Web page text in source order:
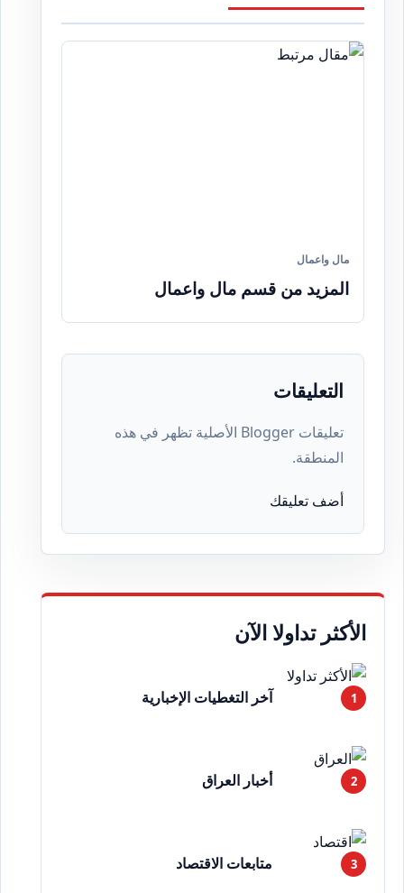
مال واعمال
المزيد من قسم مال واعمال
التعليقات
تعليقات Blogger الأصلية تظهر في هذه
المنطقة.
أضف تعليقك
الأكثر تداولا الآن
آخر التغطيات الإخبارية
أخبار العراق
متابعات الاقتصاد